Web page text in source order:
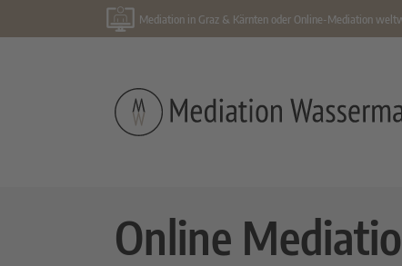
Mediation in Graz & Kärnten oder Online-Mediation
Online